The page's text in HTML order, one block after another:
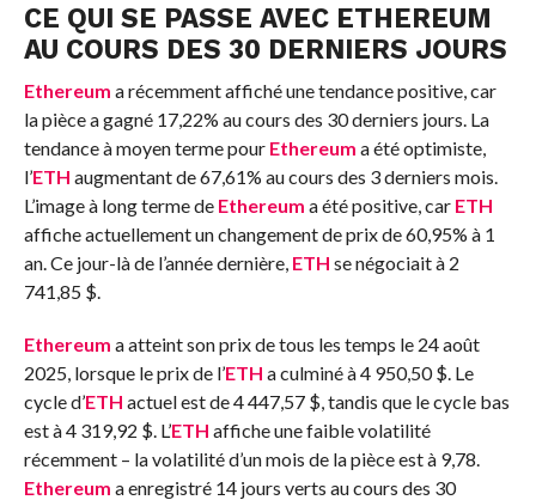
CE QUI SE PASSE AVEC ETHEREUM
AU COURS DES 30 DERNIERS JOURS
Ethereum a récemment affiché une tendance positive, car
la pièce a gagné 17,22% au cours des 30 derniers jours. La
tendance à moyen terme pour Ethereum a été optimiste,
l’ETH augmentant de 67,61% au cours des 3 derniers mois.
L’image à long terme de Ethereum a été positive, car ETH
affiche actuellement un changement de prix de 60,95% à 1
an. Ce jour-là de l’année dernière, ETH se négociait à 2
741,85 $.
Ethereum a atteint son prix de tous les temps le 24 août
2025, lorsque le prix de l’ETH a culminé à 4 950,50 $. Le
cycle d’ETH actuel est de 4 447,57 $, tandis que le cycle bas
est à 4 319,92 $. L’ETH affiche une faible volatilité
récemment – la volatilité d’un mois de la pièce est à 9,78.
Ethereum a enregistré 14 jours verts au cours des 30